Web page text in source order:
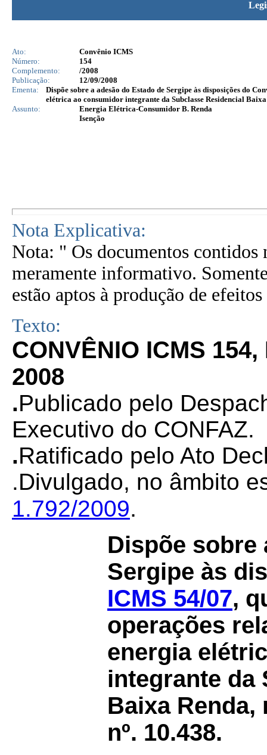
Ato:
Convênio ICMS
Número:
154
Complemento:
/2008
Publicação:
12/09/2008
Ementa:
Dispõe sobre a adesão do Estado de Sergipe às disposições do
elétrica ao consumidor integrante da Subclasse Residencial
Assunto:
Energia Elétrica-Consumidor B. Renda
Isenção
Nota Explicativa:
Nota: " Os documentos contidos
meramente informativo.
estão aptos à produção de
Texto:
CONVÊNIO ICMS
2008
.Publicado pelo
Executivo do CONFAZ.
.Ratificado pelo Ato
.Divulgado, no âmbito
1.792/2009.
Dispõe sobre
Sergipe às
ICMS 54/07,
operações
energia
integrante da
Baixa Renda,
nº. 10.438.